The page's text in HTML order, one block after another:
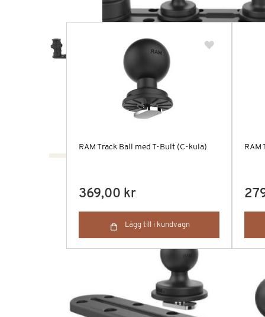
RAM Track Ball med T-Bult (C-kula)
369,00 kr
Lägg till i kundvagn
RAM